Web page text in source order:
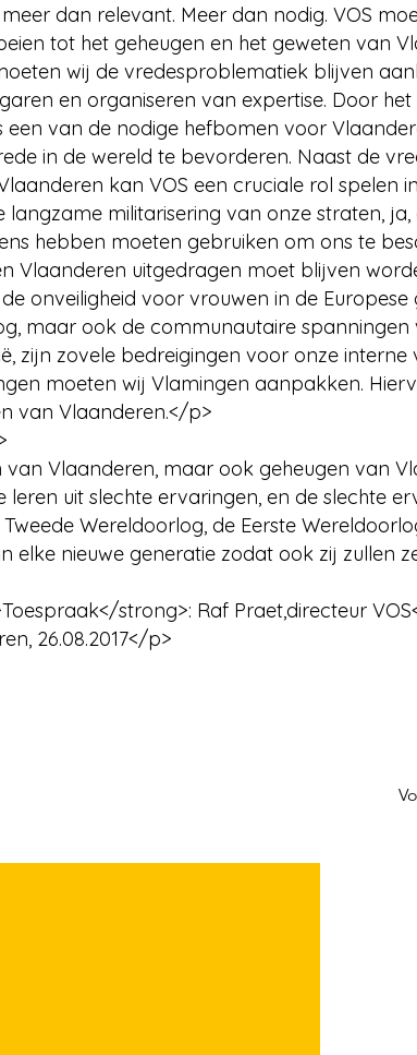
dan relevant. Meer dan nodig. VOS
tot het geheugen en het geweten van
wij de vredesproblematiek blijven
en organiseren van expertise. Door
een van de nodige hefbomen voor
in de wereld te bevorderen. Naast de
kan VOS een cruciale rol spelen
langzame militarisering van onze straten,
hebben moeten gebruiken om ons te
Vlaanderen uitgedragen moet blijven
onveiligheid voor vrouwen in de
maar ook de communautaire
zijn zovele bedreigingen voor onze interne
moeten wij Vlamingen aanpakken.
van Vlaanderen.</p>
van Vlaanderen, maar ook geheugen van
leren uit slechte ervaringen, en de slechte
Wereldoorlog, de Eerste
elke nieuwe generatie zodat ook zij zullen
strong>: Raf Praet,directeur
26.08.2017</p>